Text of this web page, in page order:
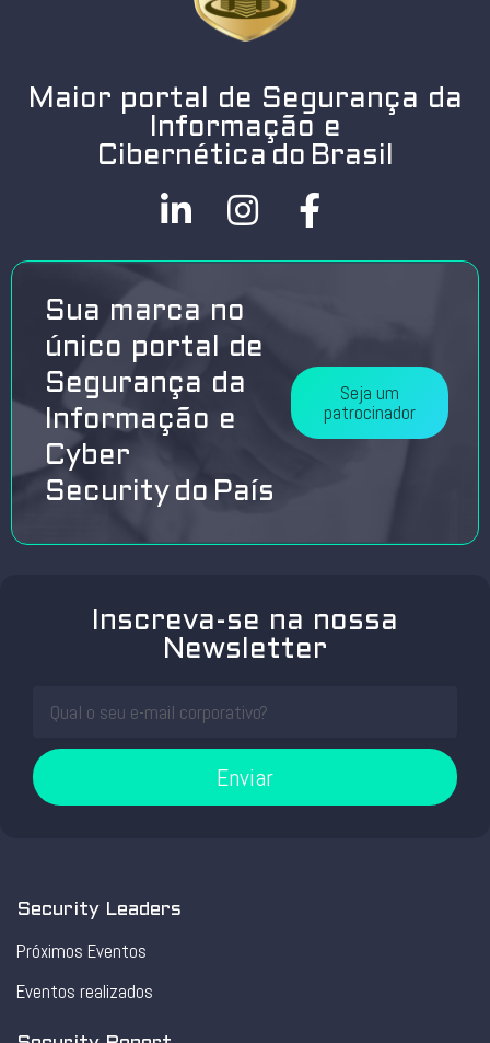
Maior portal de Segurança da
Informação e
Cibernética do Brasil
Sua marca no
único portal de
Segurança da
Informação e
Cyber
Security do País
Seja um
patrocinador
Inscreva-se na nossa
Newsletter
Enviar
Security Leaders
Próximos Eventos
Eventos realizados